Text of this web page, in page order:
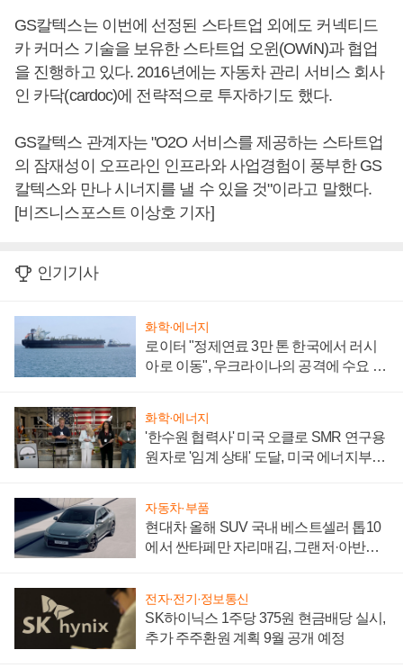
GS칼텍스는 이번에 선정된 스타트업 외에도 커넥티드
카 커머스 기술을 보유한 스타트업 오윈(OWiN)과 협업
을 진행하고 있다. 2016년에는 자동차 관리 서비스 회사
인 카닥(cardoc)에 전략적으로 투자하기도 했다.
GS칼텍스 관계자는 "O2O 서비스를 제공하는 스타트업
의 잠재성이 오프라인 인프라와 사업경험이 풍부한 GS
칼텍스와 만나 시너지를 낼 수 있을 것"이라고 말했다.
[비즈니스포스트 이상호 기자]
인기기사
화학·에너지
로이터 "정제연료 3만 톤 한국에서 러시
아로 이동", 우크라이나의 공격에 수요 늘
화학·에너지
'한수원 협력사' 미국 오클로 SMR 연구용
원자로 '임계 상태' 도달, 미국 에너지부
자동차·부품
현대차 올해 SUV 국내 베스트셀러 톱10
에서 싼타페만 자리매김, 그랜저·아반떼
전자·전기·정보통신
SK하이닉스 1주당 375원 현금배당 실시,
추가 주주환원 계획 9월 공개 예정